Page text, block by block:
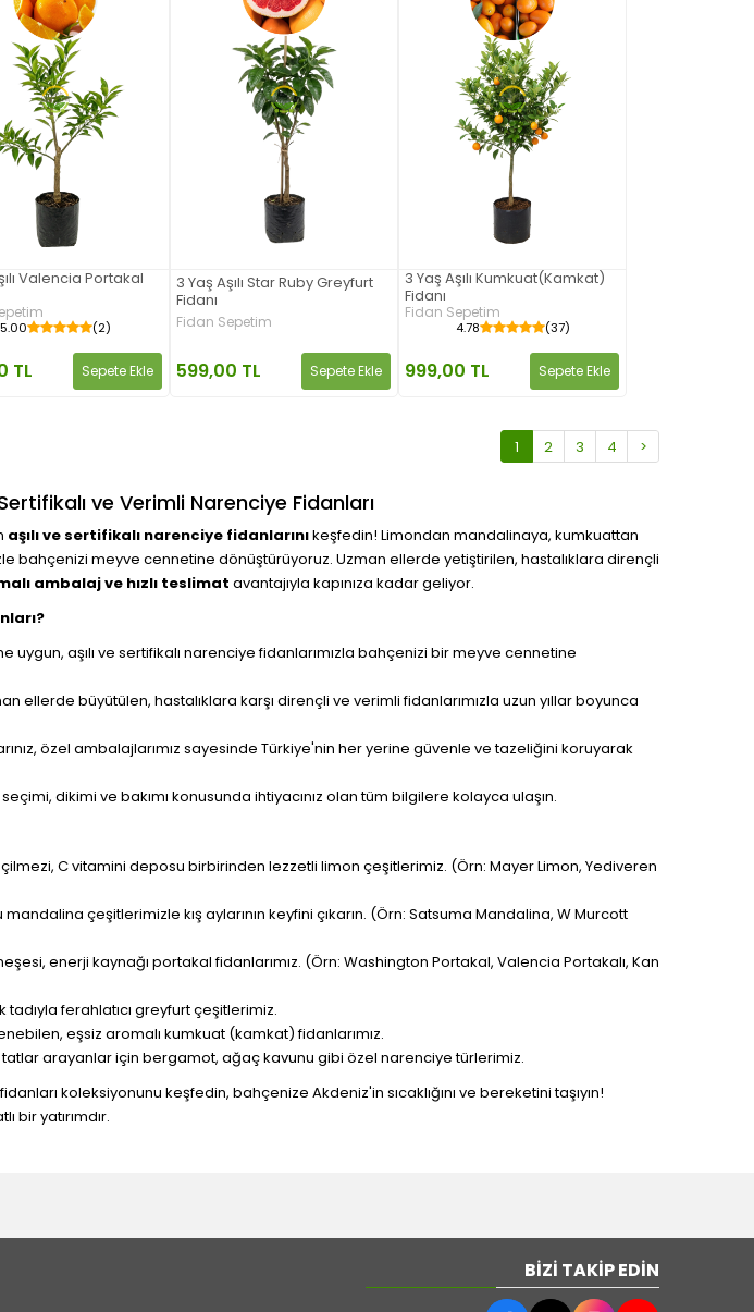
Valencia Portakal
5.00 (2)
TL Sepete Ekle
3 Yaş Aşılı Star Ruby Greyfurt
Fidanı
Fidan Sepetim
599,00 TL Sepete Ekle
3 Yaş Aşılı Kumkuat(Kamkat)
Fidanı
Fidan Sepetim
4.78 (37)
999,00 TL Sepete Ekle
1 2 3 4 >
ve Verimli Narenciye Fidanları
aşılı ve sertifikalı narenciye fidanlarınıkeşfedin! Limondan mandalinaya, kumkuattan
bahçenizi meyve cennetine dönüştürüyoruz. Uzman ellerde yetiştirilen, hastalıklara dirençli
ambalaj ve hızlı teslimat avantajıyla kapınıza kadar geliyor.
uygun, aşılı ve sertifikalı narenciye fidanlarımızla bahçenizi bir meyve cennetine
ellerde büyütülen, hastalıklara karşı dirençli ve verimli fidanlarımızla uzun yıllar boyunca
özel ambalajlarımız sayesinde Türkiye'nin her yerine güvenle ve tazeliğini koruyarak
dikimi ve bakımı konusunda ihtiyacınız olan tüm bilgilere kolayca ulaşın.
C vitamini deposu birbirinden lezzetli limon çeşitlerimiz. (Örn: Mayer Limon, Yediveren
mandalina çeşitlerimizle kış aylarının keyfini çıkarın. (Örn: Satsuma Mandalina, W Murcott
enerji kaynağı portakal fidanlarımız. (Örn: Washington Portakal, Valencia Portakalı, Kan
tadıyla ferahlatıcı greyfurt çeşitlerimiz.
eşsiz aromalı kumkuat (kamkat) fidanlarımız.
tatlar arayanlar için bergamot, ağaç kavunu gibi özel narenciye türlerimiz.
koleksiyonunu keşfedin, bahçenize Akdeniz'in sıcaklığını ve bereketini taşıyın!
bir yatırımdır.
BIZI TAKIP EDIN